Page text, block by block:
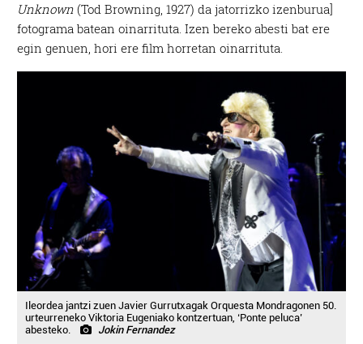
Unknown (Tod Browning, 1927) da jatorrizko izenburua]
fotograma batean oinarrituta. Izen bereko abesti bat ere
egin genuen, hori ere film horretan oinarrituta.
Ileordea jantzi zuen Javier Gurrutxagak Orquesta Mondragonen 50.
urteurreneko Viktoria Eugeniako kontzertuan, ‘Ponte peluca’
abesteko.
Jokin Fernandez